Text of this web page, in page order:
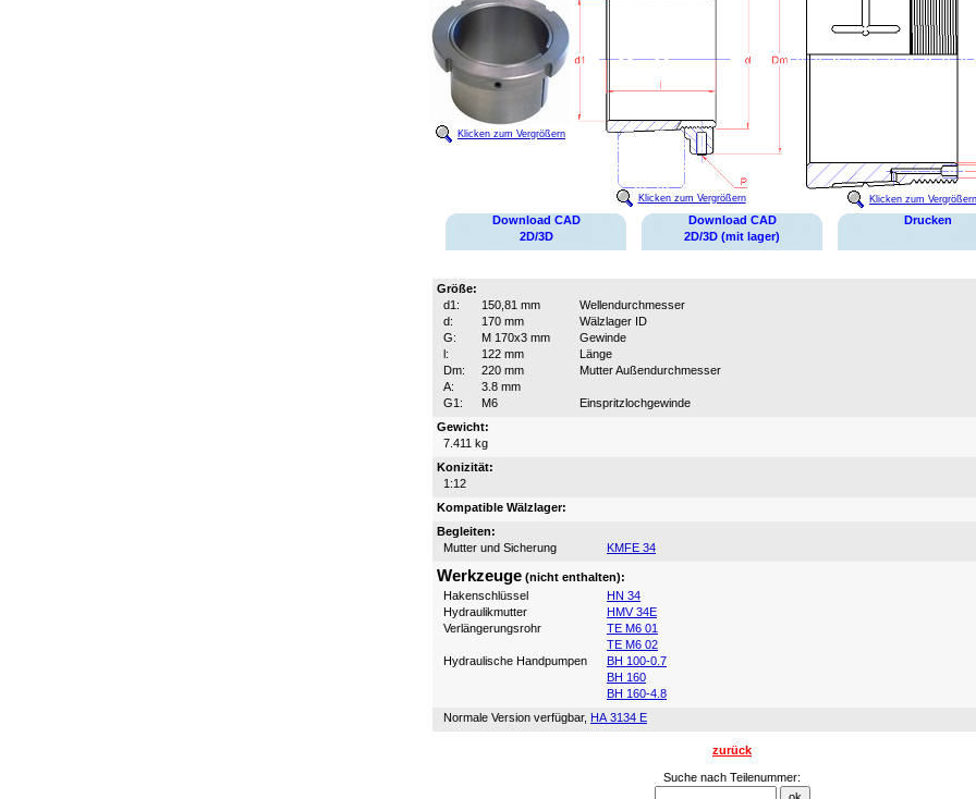
Klicken zum Vergrößern
Klicken zum Vergrößern Klicken zum Vergrößern
Download CAD
2D/3D
Download CAD
2D/3D (mit lager)
Drucken
Größe:
d1:
150,81 mm
Wellendurchmesser
d:
170 mm
Wälzlager ID
G:
M 170x3 mm
Gewinde
l:
122 mm
Länge
Dm:
220 mm
Mutter Außendurchmesser
A:
3.8 mm
G1:
M6
Einspritzlochgewinde
Gewicht:
7.411 kg
Konizität:
1:12
Kompatible Wälzlager:
Begleiten:
Mutter und Sicherung
KMFE 34
Werkzeuge (nicht enthalten):
Hakenschlüssel
HN 34
Hydraulikmutter
HMV 34E
Verlängerungsrohr
TE M6 01
TE M6 02
Hydraulische Handpumpen
BH 100-0.7
BH 160
BH 160-4.8
Normale Version verfügbar, HA 3134 E
zurück
Suche nach Teilenummer: